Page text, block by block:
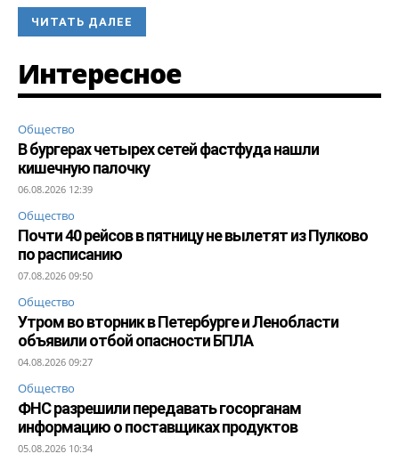
ЧИТАТЬ ДАЛЕЕ
Интересное
Общество
В бургерах четырех сетей фастфуда нашли
кишечную палочку
06.08.2026 12:39
Общество
Почти 40 рейсов в пятницу не вылетят из Пулково
по расписанию
07.08.2026 09:50
Общество
Утром во вторник в Петербурге и Ленобласти
объявили отбой опасности БПЛА
04.08.2026 09:27
Общество
ФНС разрешили передавать госорганам
информацию о поставщиках продуктов
05.08.2026 10:34